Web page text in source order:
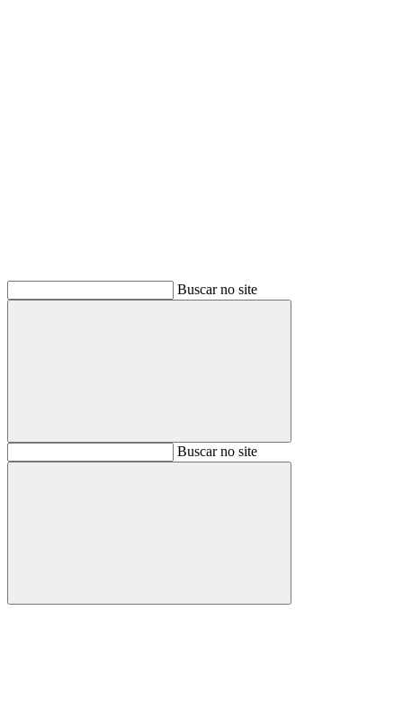
Buscar no site
BuscarBuscar no site
Buscar